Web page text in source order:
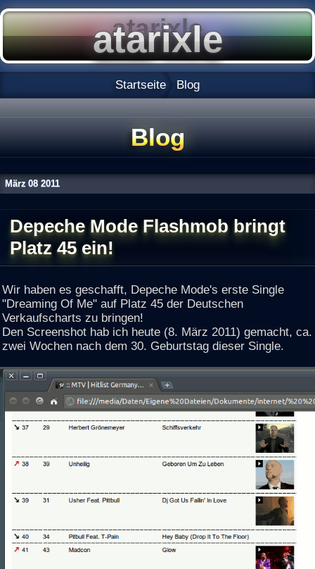
Startseite Blog
Blog
März 08 2011
Depeche Mode Flashmob bringt
Platz 45 ein!
Wir haben es geschafft, Depeche Mode's erste Single
"Dreaming Of Me" auf Platz 45 der Deutschen
Verkaufscharts zu bringen!
Den Screenshot hab ich heute (8. März 2011) gemacht, ca.
zwei Wochen nach dem 30. Geburtstag dieser Single.